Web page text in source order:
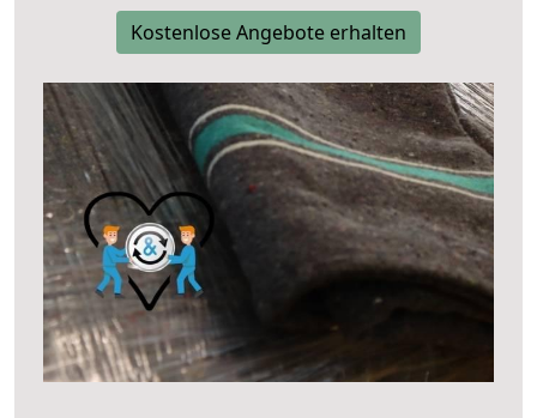
Kostenlose Angebote erhalten